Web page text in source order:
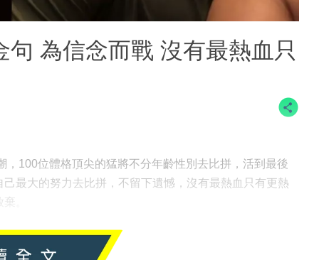
為信念而戰 沒有最熱血只
100位體格頂尖的猛將不分年齡性別去比拼，活到最後
最大的努力去比拼，不留下遺憾，沒有最熱血只有更熱
。